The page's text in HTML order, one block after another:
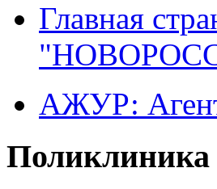
Главная
АЖУР:
Поликлиника